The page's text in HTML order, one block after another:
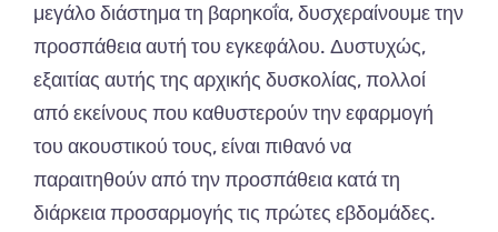
μεγάλο διάστημα τη βαρηκοΐα, δυσχεραίνουμε την
προσπάθεια αυτή του εγκεφάλου. Δυστυχώς,
εξαιτίας αυτής της αρχικής δυσκολίας, πολλοί
από εκείνους που καθυστερούν την εφαρμογή
του ακουστικού τους, είναι πιθανό να
παραιτηθούν από την προσπάθεια κατά τη
διάρκεια προσαρμογής τις πρώτες εβδομάδες.